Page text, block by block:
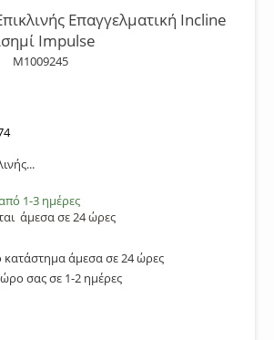
Επαγγελματική Incline
Impulse
M1009245
1-3 ημέρες
άμεσα σε 24 ώρες
άμεσα σε 24 ώρες
σας σε 1-2 ημέρες